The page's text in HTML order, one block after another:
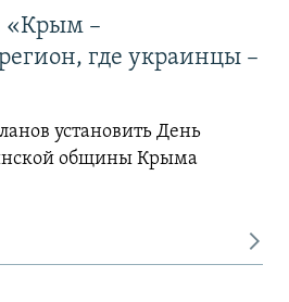
«Крым –
где украинцы –
установить День
общины Крыма